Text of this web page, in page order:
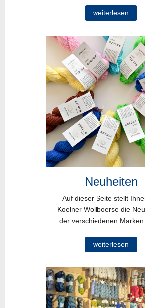
weiterlesen
Neuheiten
Auf dieser Seite stellt
Koelner Wollboerse die
der verschiedenen Marken
weiterlesen